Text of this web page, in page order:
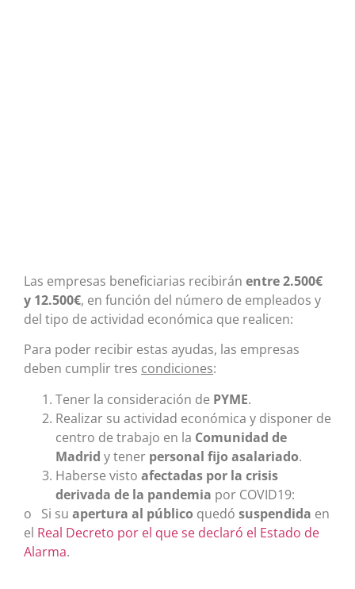
Las empresas beneficiarias recibirán entre 2.500€
y 12.500€, en función del número de empleados y
del tipo de actividad económica que realicen:
Para poder recibir estas ayudas, las empresas
deben cumplir tres condiciones:
Tener la consideración de PYME.
Realizar su actividad económica y disponer de
centro de trabajo en la Comunidad de
Madrid y tener personal fijo asalariado.
Haberse visto afectadas por la crisis
derivada de la pandemia por COVID19:
o Si su apertura al público quedó suspendida en
el Real Decreto por el que se declaró el Estado de
Alarma.